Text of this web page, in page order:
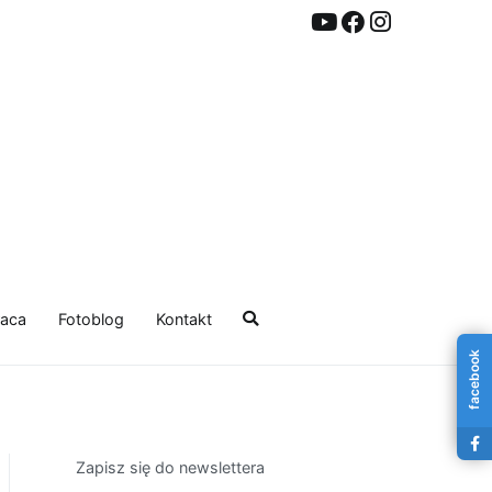
Fotoblog Kontakt
Zapisz się do newslettera
facebook